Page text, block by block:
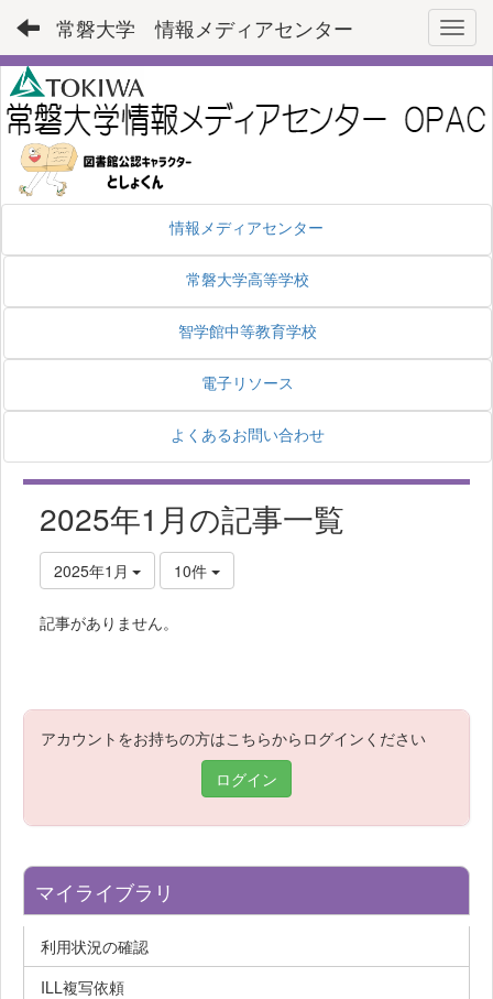
常磐大学 情報メディアセンター
情報メディアセンター
常磐大学高等学校
智学館中等教育学校
電子リソース
よくあるお問い合わせ
2025年1月の記事一覧
2025年1月 10件
記事がありません。
アカウントをお持ちの方はこちらからログインください
ログイン
マイライブラリ
利用状況の確認
ILL複写依頼